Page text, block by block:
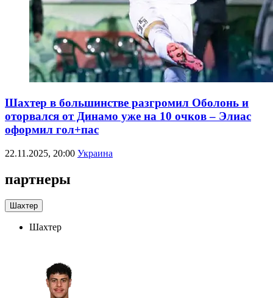
Шахтер в большинстве разгромил Оболонь и
оторвался от Динамо уже на 10 очков – Элиас
оформил гол+пас
22.11.2025, 20:00 Украина
партнеры
Шахтер
Шахтер